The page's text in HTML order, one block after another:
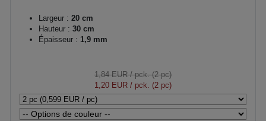
Largeur : 20 cm
Hauteur : 30 cm
Épaisseur : 1,9 mm
1,84 EUR/ pck. (2 pc)
1,20 EUR / pck. (2 pc)